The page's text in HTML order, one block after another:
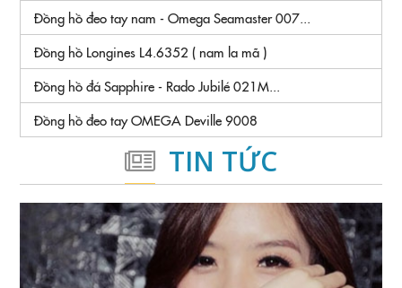
Đồng hồ đeo tay nam - Omega Seamaster 007...
Đồng hồ Longines L4.6352 ( nam la mã )
Đồng hồ đá Sapphire - Rado Jubilé 021M...
Đồng hồ đeo tay OMEGA Deville 9008
TIN TỨC